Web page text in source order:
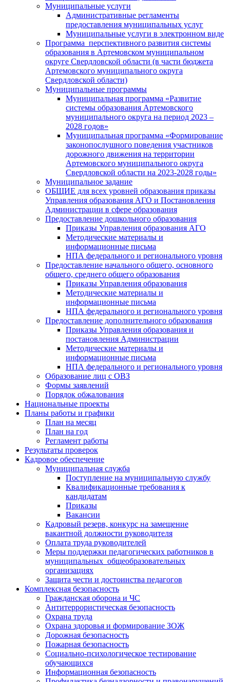
Муниципальные услуги
Административные регламенты
предоставления муниципальных услуг
Муниципальные услуги в электронном виде
Программа перспективного развития системы
образования в Артемовском муниципальном
округе Свердловской области (в части бюджета
Артемовского муниципального округа
Свердловской области)
Муниципальные программы
Муниципальная программа «Развитие
системы образования Артемовского
муниципального округа на период 2023 –
2028 годов»
Муниципальная программа «Формирование
законопослушного поведения участников
дорожного движения на территории
Артемовского муниципального округа
Свердловской области на 2023-2028 годы»
Муниципальное задание
ОБЩИЕ для всех уровней образования приказы
Управления образования АГО и Постановления
Администрации в сфере образования
Предоставление дошкольного образования
Приказы Управления образования АГО
Методические материалы и
информационные письма
НПА федерального и регионального уровня
Предоставление начального общего, основного
общего, среднего общего образования
Приказы Управления образования
Методические материалы и
информационные письма
НПА федерального и регионального уровня
Предоставление дополнительного образования
Приказы Управления образования и
постановления Администрации
Методические материалы и
информационные письма
НПА федерального и регионального уровня
Образование лиц с ОВЗ
Формы заявлений
Порядок обжалования
Национальные проекты
Планы работы и графики
План на месяц
План на год
Регламент работы
Результаты проверок
Кадровое обеспечение
Муниципальная служба
Поступление на муниципальную службу
Квалификационные требования к
кандидатам
Приказы
Вакансии
Кадровый резерв, конкурс на замещение
вакантной должности руководителя
Оплата труда руководителей
Меры поддержки педагогических работников в
муниципальных общеобразовательных
организациях
Защита чести и достоинства педагогов
Комплексная безопасность
Гражданская оборона и ЧС
Антитеррористическая безопасность
Охрана труда
Охрана здоровья и формирование ЗОЖ
Дорожная безопасность
Пожарная безопасность
Социально-психологическое тестирование
обучающихся
Информационная безопасность